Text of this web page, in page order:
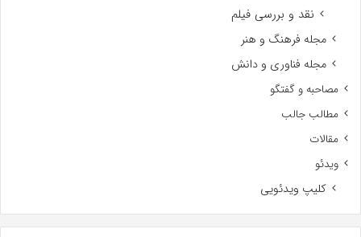
نقد و بررسی فیلم
مجله فرهنگ و هنر
مجله فناوری و دانش
مصاحبه و گفتگو
مطالب جالب
مقالات
ویدئو
کلیپ ویدئویی